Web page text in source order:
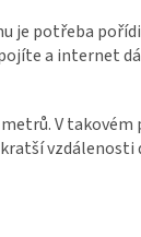
je potřeba
a internet
V